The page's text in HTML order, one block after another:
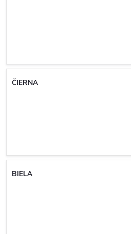
ČIERNA
BIELA